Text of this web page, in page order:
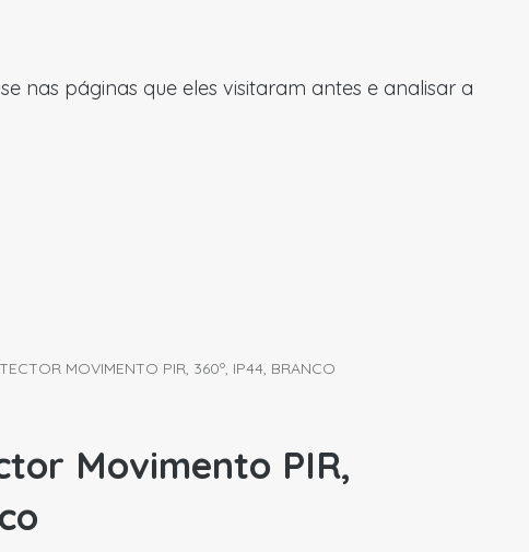
nas páginas que eles visitaram antes e analisar a
MOVIMENTO PIR, 360º, IP44, BRANCO
Movimento PIR,